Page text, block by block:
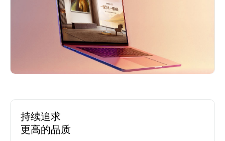
持续追求
更高的品质